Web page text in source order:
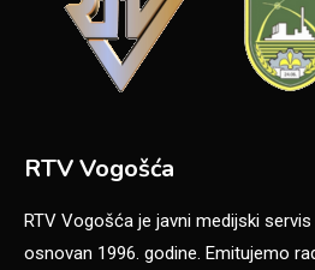
RTV Vogošća
RTV Vogošća je javni medijski
osnovan 1996. godine. Emitujemo